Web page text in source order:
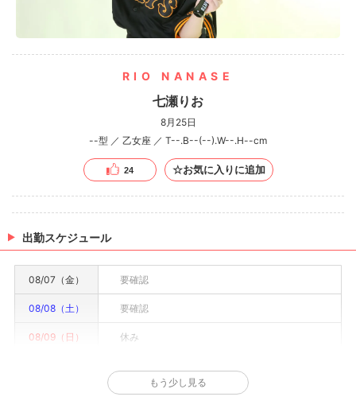
RIO NANASE
七瀬りお
8月25日
--型 ／ 乙女座 ／ T--.B--(--).W--.H--cm
24 ☆お気に入りに追加
出勤スケジュール
08/07（金） 要確認
08/08（土） 要確認
08/09（日） 休み
要確認
もう少し見る